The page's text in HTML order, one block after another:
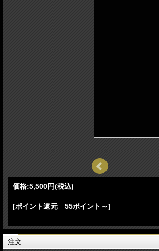
価格:5,500円(税込)
[ポイント還元 55ポイント～]
注文